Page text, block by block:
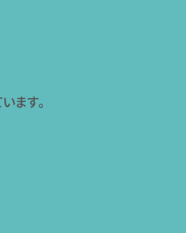
ます。